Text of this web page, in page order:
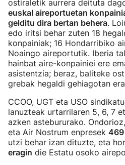
ostiraletik aurrera deituta
euskal aireportuetan
gelditu dira bertan behera.
edo iritsi behar zuten 18
konpainiak; 16 Hondarribiko
Noaingo aireportutik. Iberia
hainbat aire-konpainiei ere
asistentzia; beraz, baliteke
grebak hegaldi gehiagotan
CCOO, UGT eta USO
lanuzteak urtarrilaren 5, 6, 7
azken astebururako.
eta Air Nostrum enpresek 469
utzi behar izan dituzte, eta
eragin die Estatu osoko